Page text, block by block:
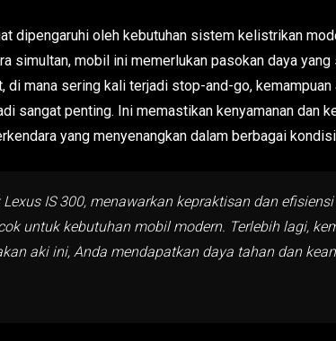
dipengaruhi oleh kebutuhan sistem kelistrikan
simultan, mobil ini memerlukan pasokan daya
mana sering kali terjadi stop-and-go, kemampuan
sangat penting. Ini memastikan kenyamanan dan
yang menyenangkan dalam berbagai
IS 300, menawarkan kepraktisan dan
untuk kebutuhan mobil modern. Terlebih lagi,
aki ini, Anda mendapatkan daya tahan dan